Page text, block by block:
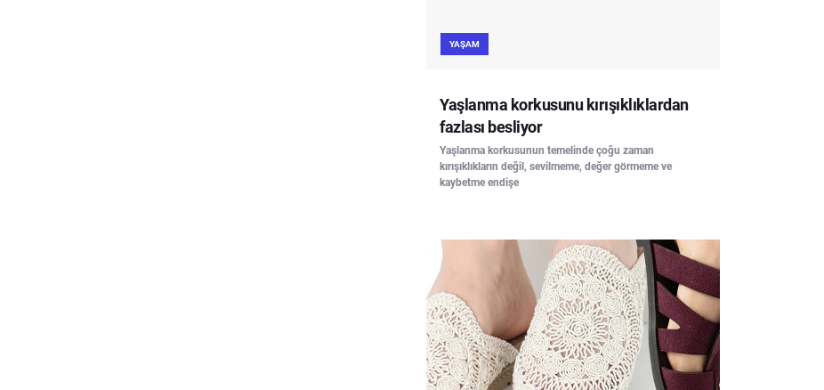
YAŞAM
Yaşlanma korkusunu kırışıklıklardan
fazlası besliyor
Yaşlanma korkusunun temelinde çoğu zaman
kırışıklıkların değil, sevilmeme, değer görmeme ve
kaybetme endişe